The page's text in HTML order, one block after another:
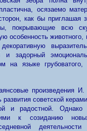
осязаемо
как бы приглашая
покрывающие всю
особенность
и задорный
на языке грубоватого,
произведения
развития советской
и радостной.
к созиданию